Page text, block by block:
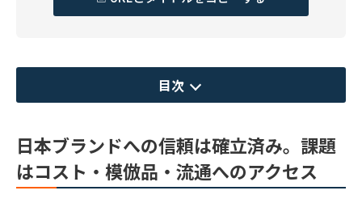
目次
日本ブランドへの信頼は確立済み。課題
はコスト・模倣品・流通へのアクセス